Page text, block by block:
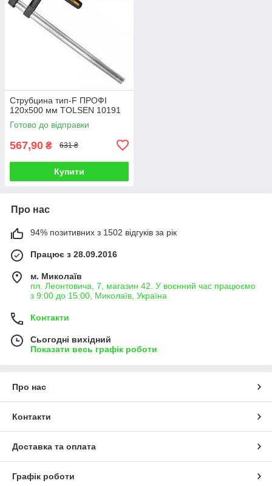
Струбцина тип-F ПРОФІ
120х500 мм TOLSEN 10191
Готово до відправки
567,90 ₴ 631 ₴
Купити
Про нас
94% позитивних з 1502 відгуків за рік
Працює з 28.09.2016
м. Миколаїв
пл. Леонтовича, 7, магазин 42. У воєнний час працюємо
з 9:00 до 15:00, Миколаїв, Україна
Контакти
Сьогодні вихідний
Показати весь графік роботи
Про нас
Контакти
Доставка та оплата
Графік роботи